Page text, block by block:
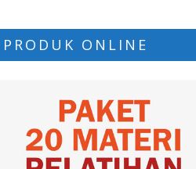
PRODUK ONLINE